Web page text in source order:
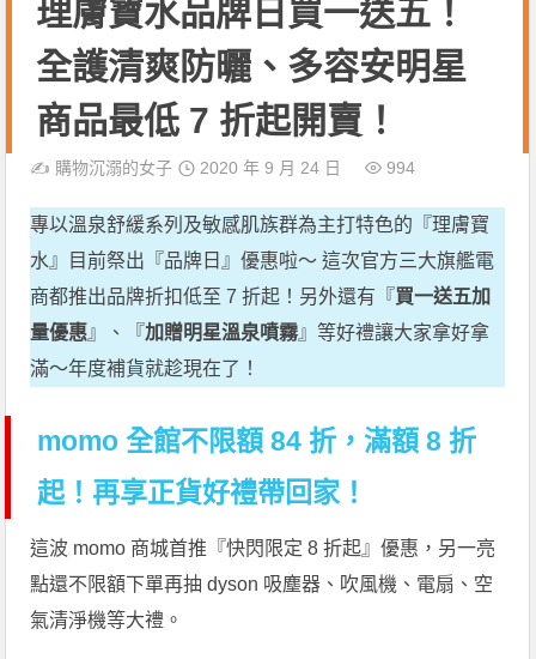
理膚寶水品牌日買一送五！
全護清爽防曬、多容安明星
商品最低 7 折起開賣！
✍️ 購物沉溺的女子 2020 年 9 月 24 日 994
專以溫泉舒緩系列及敏感肌族群為主打特色的『理膚寶
水』目前祭出『品牌日』優惠啦～ 這次官方三大旗艦電
商都推出品牌折扣低至 7 折起！另外還有『買一送五加
量優惠』、『加贈明星溫泉噴霧』等好禮讓大家拿好拿
滿～年度補貨就趁現在了！
momo 全館不限額 84 折，滿額 8 折
起！再享正貨好禮帶回家！
這波 momo 商城首推『快閃限定 8 折起』優惠，另一亮
點還不限額下單再抽 dyson 吸塵器、吹風機、電扇、空
氣清淨機等大禮。